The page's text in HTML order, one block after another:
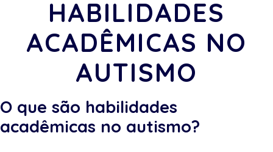
HABILIDADES
ACADÊMICAS NO
AUTISMO
O que são habilidades
acadêmicas no autismo?